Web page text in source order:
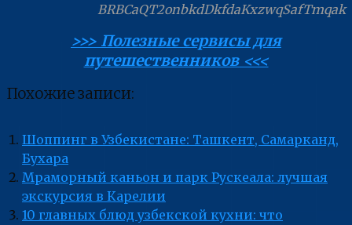
BRBCaQT2onbkdDkfdaKxzwqSafTmqak
>>> Полезные сервисы для
путешественников <<<
Похожие записи:
Шоппинг в Узбекистане: Ташкент, Самарканд,
Бухара
Мраморный каньон и парк Рускеала: лучшая
экскурсия в Карелии
10 главных блюд узбекской кухни: что